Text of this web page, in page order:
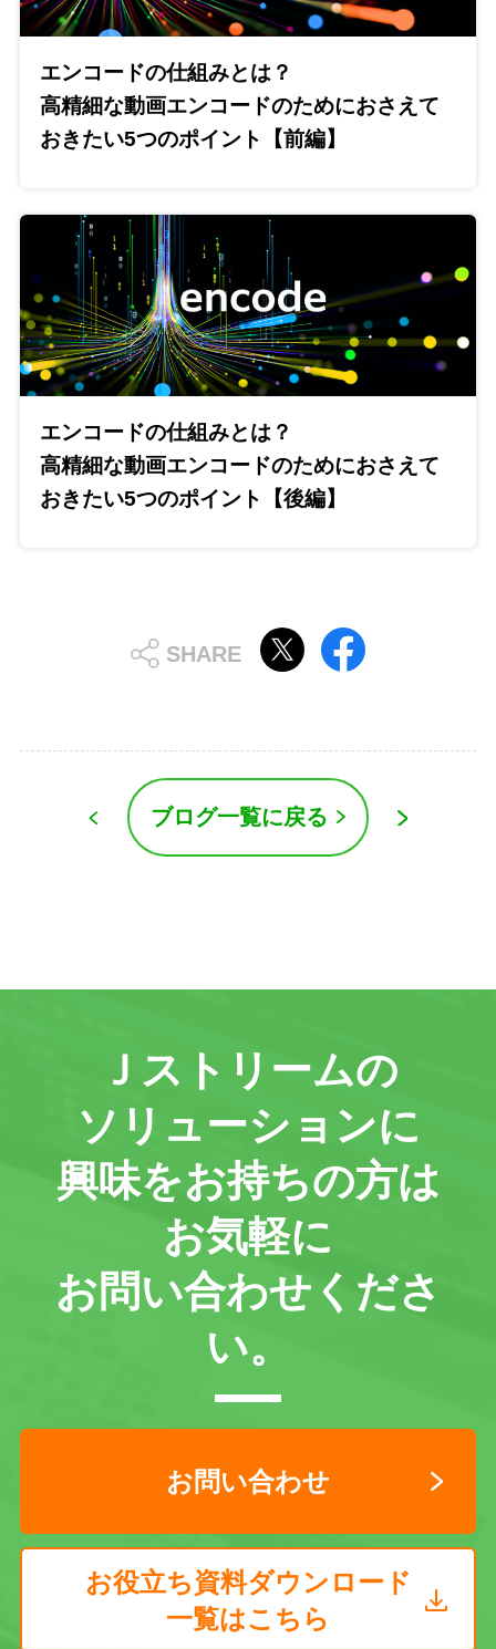
エンコードの仕組みとは？
高精細な動画エンコードのためにおさえて
おきたい5つのポイント【前編】
エンコードの仕組みとは？
高精細な動画エンコードのためにおさえて
おきたい5つのポイント【後編】
ブログ一覧に戻る
Ｊストリームの
ソリューションに
興味をお持ちの方は
お気軽に
お問い合わせくださ
い。
お問い合わせ
お役立ち資料ダウンロード
一覧はこちら